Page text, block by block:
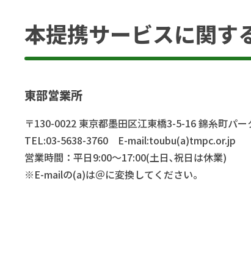
本提携サービスに関す
東部営業所
〒130-0022 東京都墨田区江東橋3-5-16 錦糸町パー
TEL:03-5638-3760 E-mail:toubu(a)tmpc.or.jp
営業時間：平日9:00～17:00(土日､祝日は休業)
※E-mailの(a)は＠に変換してください。